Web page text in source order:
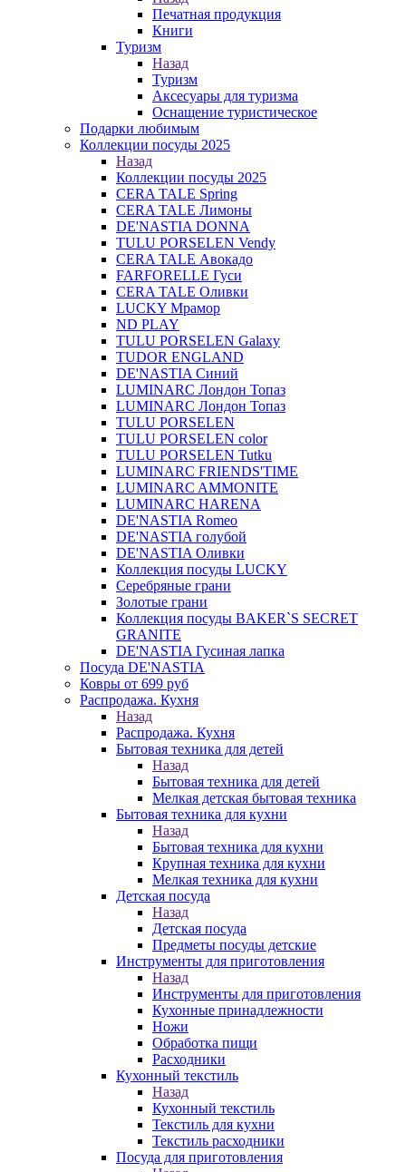
Печатная продукция
Книги
Туризм
Назад
Туризм
Аксесуары для туризма
Оснащение туристическое
Подарки любимым
Коллекции посуды 2025
Назад
Коллекции посуды 2025
CERA TALE Spring
CERA TALE Лимоны
DE'NASTIA DONNA
TULU PORSELEN Vendy
CERA TALE Авокадо
FARFORELLE Гуси
CERA TALE Оливки
LUCKY Мрамор
ND PLAY
TULU PORSELEN Galaxy
TUDOR ENGLAND
DE'NASTIA Синий
LUMINARC Лондон Топаз
LUMINARC Лондон Топаз
TULU PORSELEN
TULU PORSELEN color
TULU PORSELEN Tutku
LUMINARC FRIENDS'TIME
LUMINARC AMMONITE
LUMINARC HARENA
DE'NASTIA Romeo
DE'NASTIA голубой
DE'NASTIA Оливки
Коллекция посуды LUCKY
Серебряные грани
Золотые грани
Коллекция посуды BAKER`S SECRET
GRANITE
DE'NASTIA Гусиная лапка
Посуда DE'NASTIA
Ковры от 699 руб
Распродажа. Кухня
Назад
Распродажа. Кухня
Бытовая техника для детей
Назад
Бытовая техника для детей
Мелкая детская бытовая техника
Бытовая техника для кухни
Назад
Бытовая техника для кухни
Крупная техника для кухни
Мелкая техника для кухни
Детская посуда
Назад
Детская посуда
Предметы посуды детские
Инструменты для приготовления
Назад
Инструменты для приготовления
Кухонные принадлежности
Ножи
Обработка пищи
Расходники
Кухонный текстиль
Назад
Кухонный текстиль
Текстиль для кухни
Текстиль расходники
Посуда для приготовления